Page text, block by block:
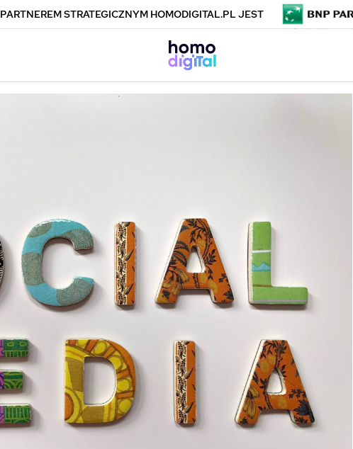
PARTNEREM STRATEGICZNYM HOMODIGITAL.PL JEST